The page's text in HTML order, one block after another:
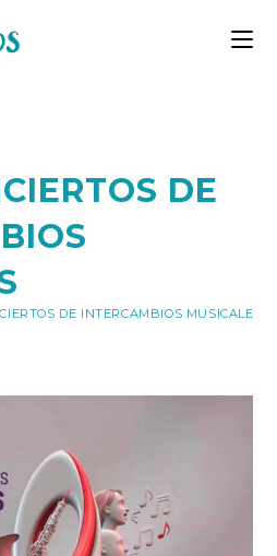
DE
DE INTERCAMBIOS MUSICALES